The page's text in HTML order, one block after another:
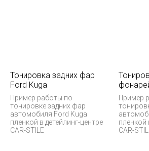
Тонировка задних фар
Ford Kuga
Пример работы по
тонировке задних фар
автомобиля Ford Kuga
пленкой в детейлинг-центре
CAR-STILE
Пример
пленкой
CAR-